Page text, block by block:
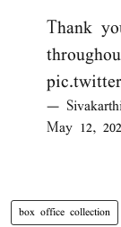
Thank
—
May 12,
box office collection